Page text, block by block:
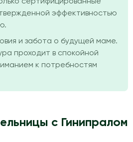
эффективностью
и забота о будущей маме.
проходит в спокойной
к потребностям
с Гинипралом